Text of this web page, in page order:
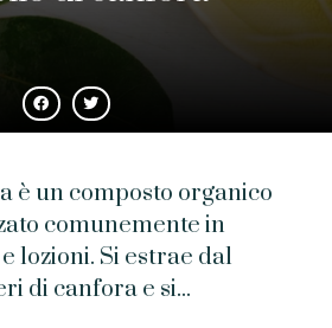
è un composto organico
comunemente in
lozioni. Si estrae dal
di canfora e si...